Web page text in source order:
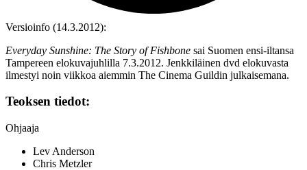
Versioinfo (14.3.2012):
Everyday Sunshine: The Story of Fishbone sai Suomen ensi-iltansa
Tampereen elokuvajuhlilla 7.3.2012. Jenkkiläinen dvd elokuvasta
ilmestyi noin viikkoa aiemmin The Cinema Guildin julkaisemana.
Teoksen tiedot:
Ohjaaja
Lev Anderson
Chris Metzler